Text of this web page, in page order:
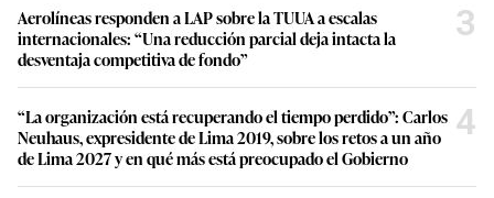
Aerolíneas responden a LAP sobre la TUUA a escalas
internacionales: “Una reducción parcial deja intacta la
desventaja competitiva de fondo”
3
“La organización está recuperando el tiempo perdido”: Carlos
Neuhaus, expresidente de Lima 2019, sobre los retos a un año
de Lima 2027 y en qué más está preocupado el Gobierno
4